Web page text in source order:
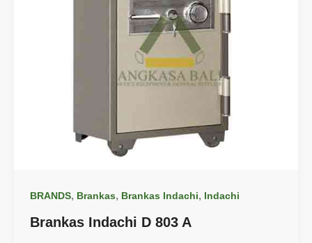
BRANDS, Brankas, Brankas Indachi, Indachi
Brankas Indachi D 803 A